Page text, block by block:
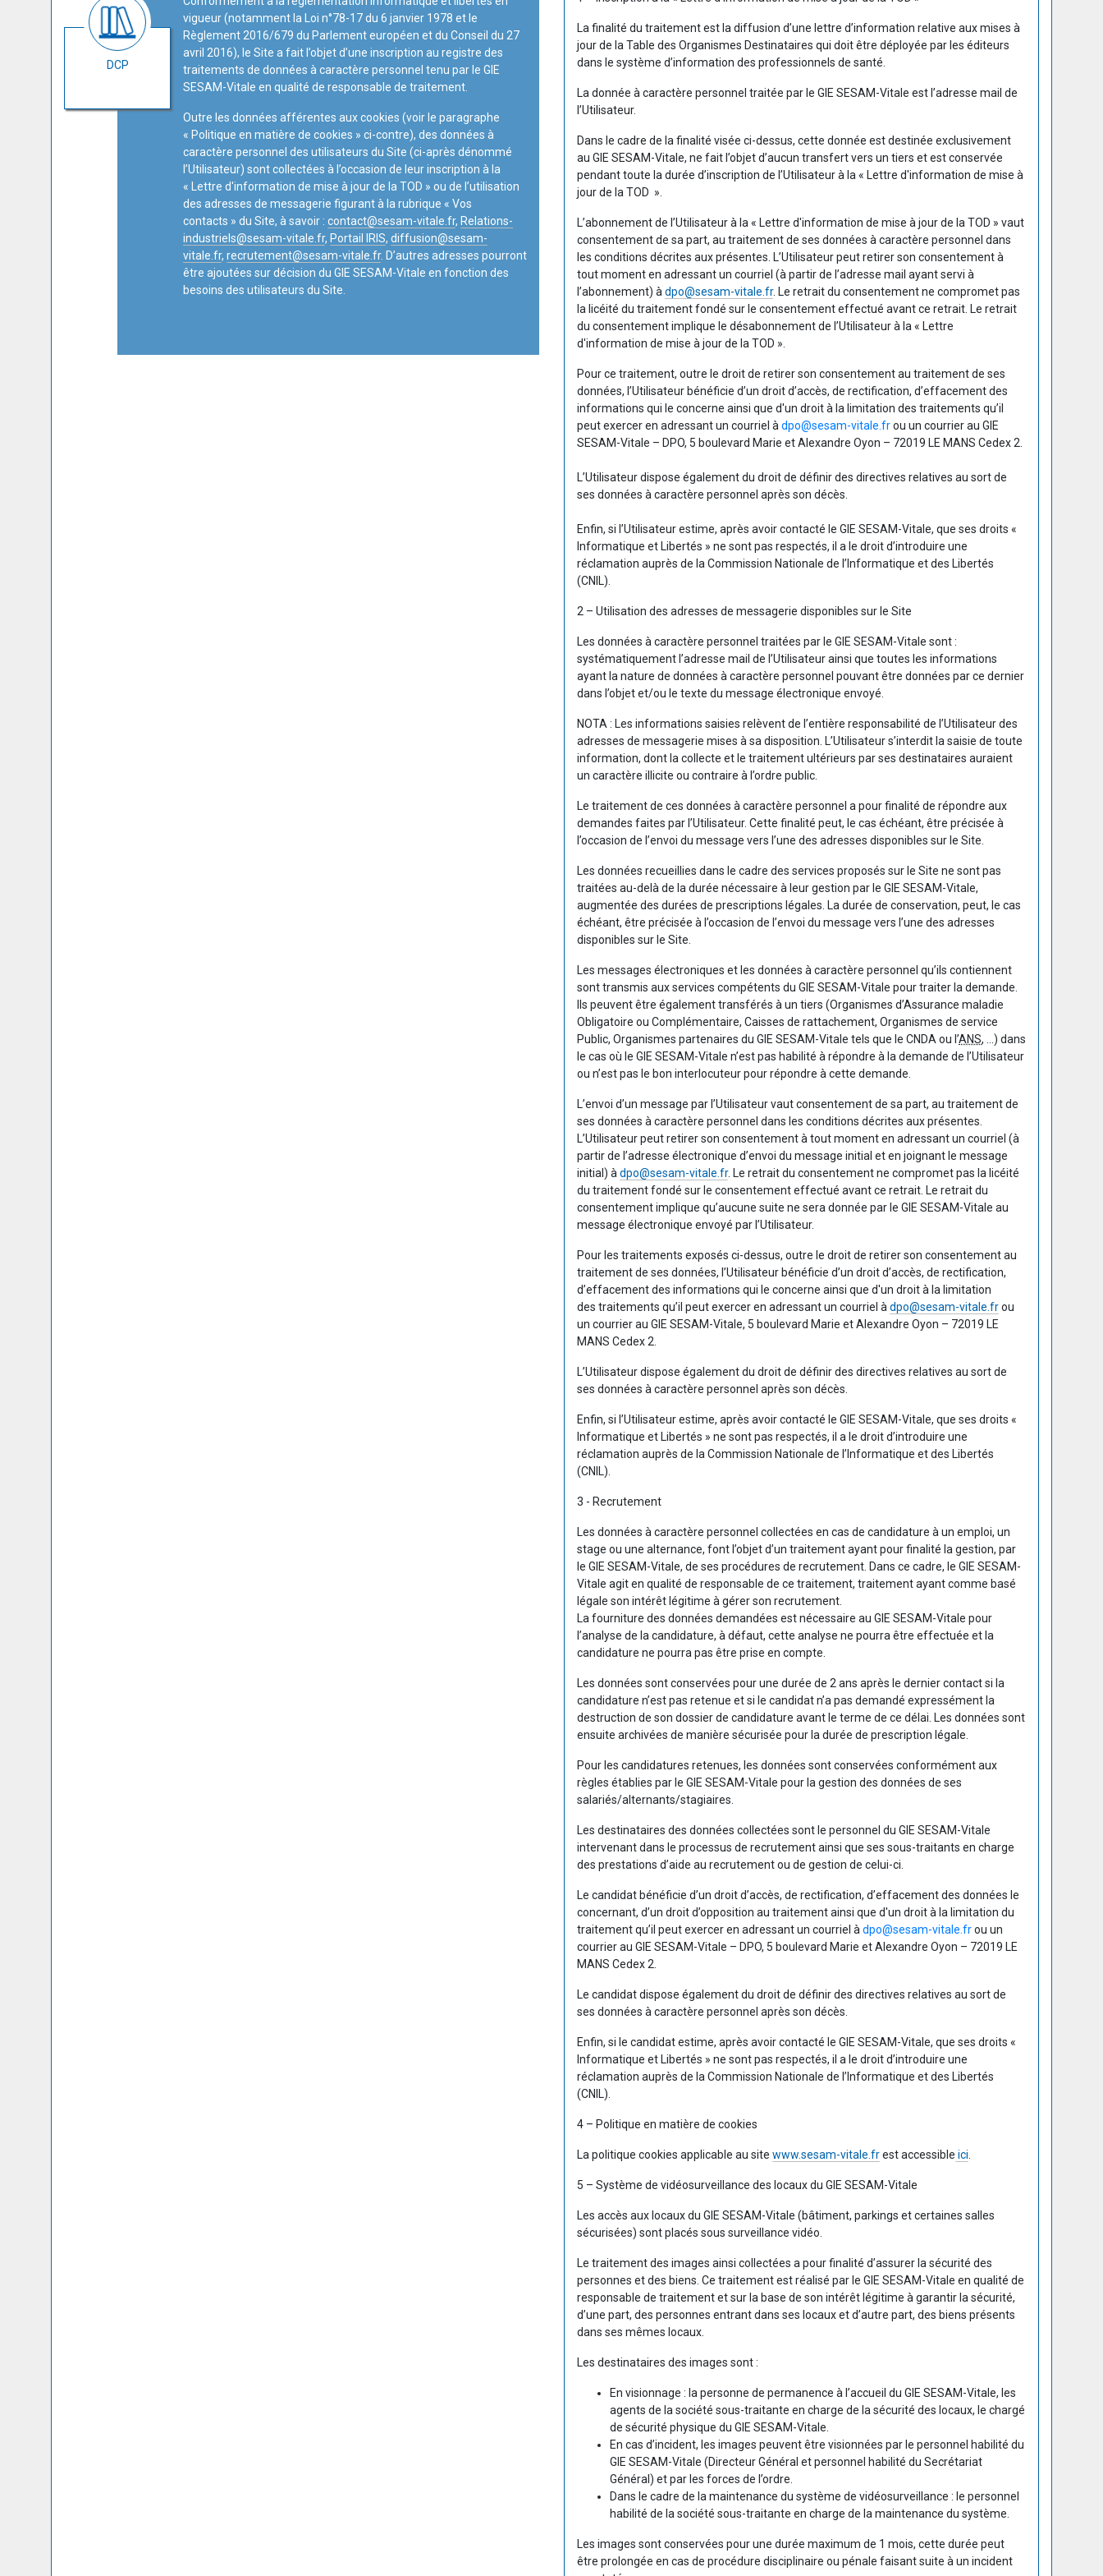
DCP
vigueur (notamment la Loi n°78-17 du 6 janvier 1978 et le
Règlement 2016/679 du Parlement européen et du Conseil du 27
avril 2016), le Site a fait l’objet d’une inscription au registre des
traitements de données à caractère personnel tenu par le GIE
SESAM-Vitale en qualité de responsable de traitement.
Outre les données afférentes aux cookies (voir le paragraphe
« Politique en matière de cookies » ci-contre), des données à
caractère personnel des utilisateurs du Site (ci-après dénommé
l’Utilisateur) sont collectées à l’occasion de leur inscription à la
« Lettre d'information de mise à jour de la TOD » ou de l’utilisation
des adresses de messagerie figurant à la rubrique « Vos
contacts » du Site, à savoir : contact@sesam-vitale.fr, Relations-
industriels@sesam-vitale.fr, Portail IRIS, diffusion@sesam-
vitale.fr, recrutement@sesam-vitale.fr. D’autres adresses pourront
être ajoutées sur décision du GIE SESAM-Vitale en fonction des
besoins des utilisateurs du Site.
La finalité du traitement est la diffusion d’une lettre d’information relative aux mises à
jour de la Table des Organismes Destinataires qui doit être déployée par les éditeurs
dans le système d’information des professionnels de santé.
La donnée à caractère personnel traitée par le GIE SESAM-Vitale est l’adresse mail de
l’Utilisateur.
Dans le cadre de la finalité visée ci-dessus, cette donnée est destinée exclusivement
au GIE SESAM-Vitale, ne fait l’objet d’aucun transfert vers un tiers et est conservée
pendant toute la durée d’inscription de l’Utilisateur à la « Lettre d'information de mise à
jour de la TOD ».
L’abonnement de l’Utilisateur à la « Lettre d'information de mise à jour de la TOD » vaut
consentement de sa part, au traitement de ses données à caractère personnel dans
les conditions décrites aux présentes. L’Utilisateur peut retirer son consentement à
tout moment en adressant un courriel (à partir de l’adresse mail ayant servi à
l’abonnement) à dpo@sesam-vitale.fr. Le retrait du consentement ne compromet pas
la licéité du traitement fondé sur le consentement effectué avant ce retrait. Le retrait
du consentement implique le désabonnement de l’Utilisateur à la « Lettre
d'information de mise à jour de la TOD ».
Pour ce traitement, outre le droit de retirer son consentement au traitement de ses
données, l’Utilisateur bénéficie d’un droit d’accès, de rectification, d’effacement des
informations qui le concerne ainsi que d'un droit à la limitation des traitements qu’il
peut exercer en adressant un courriel à dpo@sesam-vitale.frou un courrier au GIE
SESAM-Vitale – DPO, 5 boulevard Marie et Alexandre Oyon – 72019 LE MANS Cedex 2.
L’Utilisateur dispose également du droit de définir des directives relatives au sort de
ses données à caractère personnel après son décès.
Enfin, si l’Utilisateur estime, après avoir contacté le GIE SESAM-Vitale, que ses droits «
Informatique et Libertés » ne sont pas respectés, il a le droit d’introduire une
réclamation auprès de la Commission Nationale de l’Informatique et des Libertés
(CNIL).
2 – Utilisation des adresses de messagerie disponibles sur le Site
Les données à caractère personnel traitées par le GIE SESAM-Vitale sont :
systématiquement l’adresse mail de l’Utilisateur ainsi que toutes les informations
ayant la nature de données à caractère personnel pouvant être données par ce dernier
dans l’objet et/ou le texte du message électronique envoyé.
NOTA : Les informations saisies relèvent de l’entière responsabilité de l’Utilisateur des
adresses de messagerie mises à sa disposition. L’Utilisateur s’interdit la saisie de toute
information, dont la collecte et le traitement ultérieurs par ses destinataires auraient
un caractère illicite ou contraire à l’ordre public.
Le traitement de ces données à caractère personnel a pour finalité de répondre aux
demandes faites par l’Utilisateur. Cette finalité peut, le cas échéant, être précisée à
l’occasion de l’envoi du message vers l’une des adresses disponibles sur le Site.
Les données recueillies dans le cadre des services proposés sur le Site ne sont pas
traitées au-delà de la durée nécessaire à leur gestion par le GIE SESAM-Vitale,
augmentée des durées de prescriptions légales. La durée de conservation, peut, le cas
échéant, être précisée à l’occasion de l’envoi du message vers l’une des adresses
disponibles sur le Site.
Les messages électroniques et les données à caractère personnel qu’ils contiennent
sont transmis aux services compétents du GIE SESAM-Vitale pour traiter la demande.
Ils peuvent être également transférés à un tiers (Organismes d’Assurance maladie
Obligatoire ou Complémentaire, Caisses de rattachement, Organismes de service
Public, Organismes partenaires du GIE SESAM-Vitale tels que le CNDA ou l’ANS, …) dans
le cas où le GIE SESAM-Vitale n’est pas habilité à répondre à la demande de l’Utilisateur
ou n’est pas le bon interlocuteur pour répondre à cette demande.
L’envoi d’un message par l’Utilisateur vaut consentement de sa part, au traitement de
ses données à caractère personnel dans les conditions décrites aux présentes.
L’Utilisateur peut retirer son consentement à tout moment en adressant un courriel (à
partir de l’adresse électronique d’envoi du message initial et en joignant le message
initial) à dpo@sesam-vitale.fr. Le retrait du consentement ne compromet pas la licéité
du traitement fondé sur le consentement effectué avant ce retrait. Le retrait du
consentement implique qu’aucune suite ne sera donnée par le GIE SESAM-Vitale au
message électronique envoyé par l’Utilisateur.
Pour les traitements exposés ci-dessus, outre le droit de retirer son consentement au
traitement de ses données, l’Utilisateur bénéficie d’un droit d’accès, de rectification,
d’effacement des informations qui le concerne ainsi que d'un droit à la limitation
des traitements qu’il peut exercer en adressant un courriel à dpo@sesam-vitale.frou
un courrier au GIE SESAM-Vitale, 5 boulevard Marie et Alexandre Oyon – 72019 LE
MANS Cedex 2.
L’Utilisateur dispose également du droit de définir des directives relatives au sort de
ses données à caractère personnel après son décès.
Enfin, si l’Utilisateur estime, après avoir contacté le GIE SESAM-Vitale, que ses droits «
Informatique et Libertés » ne sont pas respectés, il a le droit d’introduire une
réclamation auprès de la Commission Nationale de l’Informatique et des Libertés
(CNIL).
3 - Recrutement
Les données à caractère personnel collectées en cas de candidature à un emploi, un
stage ou une alternance, font l’objet d’un traitement ayant pour finalité la gestion, par
le GIE SESAM-Vitale, de ses procédures de recrutement. Dans ce cadre, le GIE SESAM-
Vitale agit en qualité de responsable de ce traitement, traitement ayant comme basé
légale son intérêt légitime à gérer son recrutement.
La fourniture des données demandées est nécessaire au GIE SESAM-Vitale pour
l’analyse de la candidature, à défaut, cette analyse ne pourra être effectuée et la
candidature ne pourra pas être prise en compte.
Les données sont conservées pour une durée de 2 ans après le dernier contact si la
candidature n’est pas retenue et si le candidat n’a pas demandé expressément la
destruction de son dossier de candidature avant le terme de ce délai. Les données sont
ensuite archivées de manière sécurisée pour la durée de prescription légale.
Pour les candidatures retenues, les données sont conservées conformément aux
règles établies par le GIE SESAM-Vitale pour la gestion des données de ses
salariés/alternants/stagiaires.
Les destinataires des données collectées sont le personnel du GIE SESAM-Vitale
intervenant dans le processus de recrutement ainsi que ses sous-traitants en charge
des prestations d’aide au recrutement ou de gestion de celui-ci.
Le candidat bénéficie d’un droit d’accès, de rectification, d’effacement des données le
concernant, d’un droit d’opposition au traitement ainsi que d'un droit à la limitation du
traitement qu’il peut exercer en adressant un courriel à dpo@sesam-vitale.frou un
courrier au GIE SESAM-Vitale – DPO, 5 boulevard Marie et Alexandre Oyon – 72019 LE
MANS Cedex 2.
Le candidat dispose également du droit de définir des directives relatives au sort de
ses données à caractère personnel après son décès.
Enfin, si le candidat estime, après avoir contacté le GIE SESAM-Vitale, que ses droits «
Informatique et Libertés » ne sont pas respectés, il a le droit d’introduire une
réclamation auprès de la Commission Nationale de l’Informatique et des Libertés
(CNIL).
4 – Politique en matière de cookies
La politique cookies applicable au site www.sesam-vitale.frest accessible ici
5 – Système de vidéosurveillance des locaux du GIE SESAM-Vitale
Les accès aux locaux du GIE SESAM-Vitale (bâtiment, parkings et certaines salles
sécurisées) sont placés sous surveillance vidéo.
Le traitement des images ainsi collectées a pour finalité d’assurer la sécurité des
personnes et des biens. Ce traitement est réalisé par le GIE SESAM-Vitale en qualité de
responsable de traitement et sur la base de son intérêt légitime à garantir la sécurité,
d’une part, des personnes entrant dans ses locaux et d’autre part, des biens présents
dans ses mêmes locaux.
Les destinataires des images sont :
En visionnage : la personne de permanence à l’accueil du GIE SESAM-Vitale, les
agents de la société sous-traitante en charge de la sécurité des locaux, le chargé
de sécurité physique du GIE SESAM-Vitale.
En cas d’incident, les images peuvent être visionnées par le personnel habilité du
GIE SESAM-Vitale (Directeur Général et personnel habilité du Secrétariat
Général) et par les forces de l’ordre.
Dans le cadre de la maintenance du système de vidéosurveillance : le personnel
habilité de la société sous-traitante en charge de la maintenance du système.
Les images sont conservées pour une durée maximum de 1 mois, cette durée peut
être prolongée en cas de procédure disciplinaire ou pénale faisant suite à un incident